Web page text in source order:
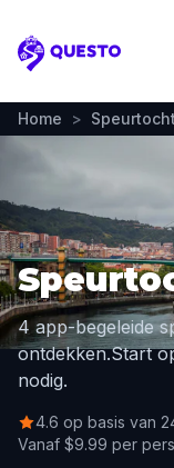
Questo
Home >
4 app-begeleide
ontdekken.Start
nodig.
4.6 op basis van
Vanaf $9.99 per